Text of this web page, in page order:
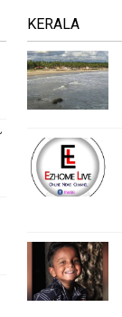
KERALA